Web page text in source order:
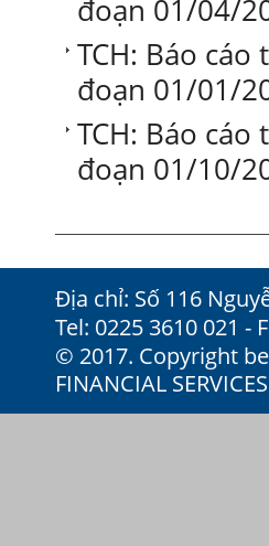
đoạn 01/04/
TCH: Báo
đoạn 01/01/
TCH: Báo
đoạn 01/10/
Địa chỉ: Số 116
Tel: 0225 3610 021 -
© 2017. Copyright
FINANCIAL